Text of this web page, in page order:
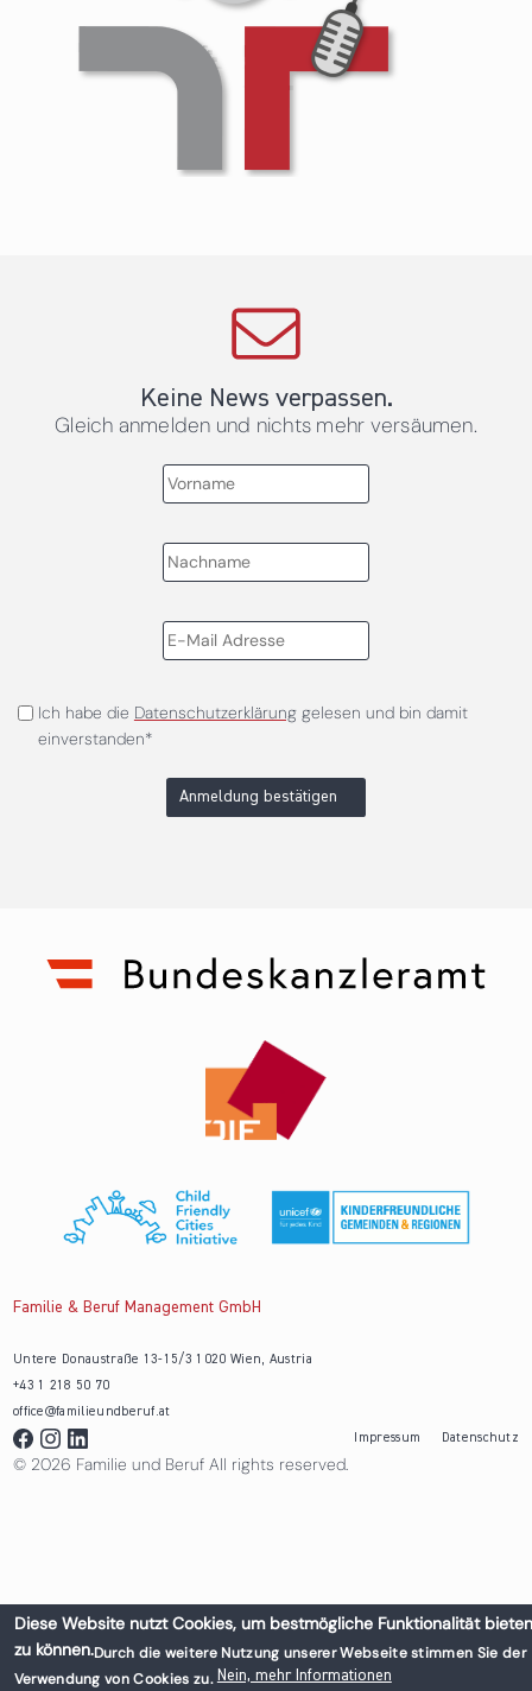
Keine News verpassen.
Gleich anmelden und nichts mehr versäumen.
Ich habe die Datenschutzerklärunggelesen und bin damit
einverstanden*
Anmeldung bestätigen
Familie & Beruf Management GmbH
Untere Donaustraße 13-15/3 1020 Wien, Austria
+43 1 218 50 70
office@familieundberuf.at
Impressum
Datenschutz
© 2026 Familie und Beruf All rights reserved.
Diese Website nutzt Cookies, um bestmögliche Funktionalität bieten
zu können.Durch die weitere Nutzung unserer Webseite stimmen Sie der
Verwendung von Cookies zu. Nein, mehr Informationen